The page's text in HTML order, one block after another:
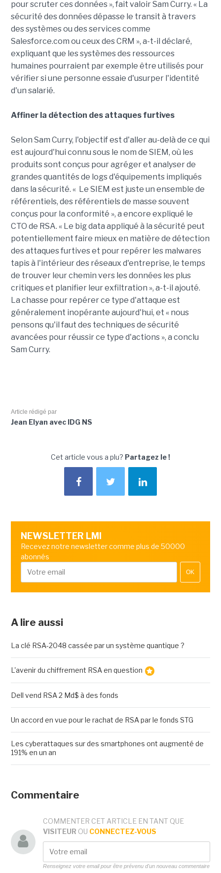
pour scruter ces données », fait valoir Sam Curry. « La
sécurité des données dépasse le transit à travers
des systèmes ou des services comme
Salesforce.com ou ceux des CRM », a-t-il déclaré,
expliquant que les systèmes des ressources
humaines pourraient par exemple être utilisés pour
vérifier si une personne essaie d'usurper l'identité
d'un salarié.
Affiner la détection des attaques furtives
Selon Sam Curry, l'objectif est d'aller au-delà de ce qui
est aujourd'hui connu sous le nom de SIEM, où les
produits sont conçus pour agréger et analyser de
grandes quantités de logs d'équipements impliqués
dans la sécurité. « Le SIEM est juste un ensemble de
référentiels, des référentiels de masse souvent
conçus pour la conformité », a encore expliqué le
CTO de RSA. « Le big data appliqué à la sécurité peut
potentiellement faire mieux en matière de détection
des attaques furtives et pour repérer les malwares
tapis à l'intérieur des réseaux d'entreprise, le temps
de trouver leur chemin vers les données les plus
critiques et planifier leur exfiltration », a-t-il ajouté.
La chasse pour repérer ce type d'attaque est
généralement inopérante aujourd'hui, et « nous
pensons qu'il faut des techniques de sécurité
avancées pour réussir ce type d'actions », a conclu
Sam Curry.
Article rédigé par
Jean Elyan avec IDG NS
Cet article vous a plu? Partagez le !
NEWSLETTER LMI
Recevez notre newsletter comme plus de 50000
abonnés
OK
A lire aussi
La clé RSA-2048 cassée par un système quantique ?
L'avenir du chiffrement RSA en question
Dell vend RSA 2 Md$ à des fonds
Un accord en vue pour le rachat de RSA par le fonds STG
Les cyberattaques sur des smartphones ont augmenté de
191% en un an
Commentaire
COMMENTER CET ARTICLE EN TANT QUE
VISITEUR OU CONNECTEZ-VOUS
Renseignez votre email pour être prévenu d'un nouveau commentaire